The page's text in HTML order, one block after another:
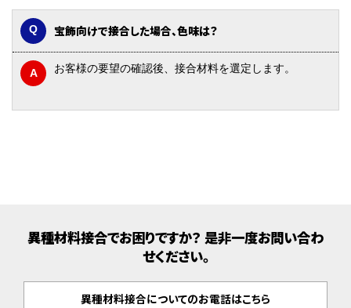
宝飾向けで接合した場合、色味は？
お客様の要望の確認後、接合材料を選定します。
異種材料接合でお困りですか？ 是非一度お問い合わ
せください。
異種材料接合についてのお電話はこちら